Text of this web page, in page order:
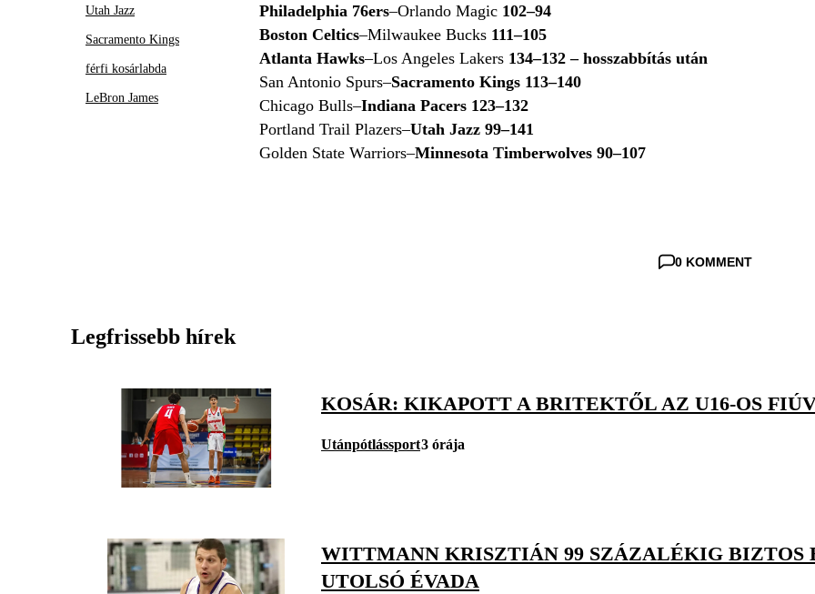
Utah Jazz
Sacramento Kings
férfi kosárlabda
LeBron James
Philadelphia 76ers–Orlando Magic 102–94
Boston Celtics–Milwaukee Bucks 111–105
Atlanta Hawks–Los Angeles Lakers 134–132 – hosszabbítás után
San Antonio Spurs–Sacramento Kings 113–140
Chicago Bulls–Indiana Pacers 123–132
Portland Trail Plazers–Utah Jazz 99–141
Golden State Warriors–Minnesota Timberwolves 90–107
0 KOMMENT
Legfrissebb hírek
KOSÁR: KIKAPOTT A BRITEKTŐL AZ U16-OS
Utánpótlássport3 órája
WITTMANN KRISZTIÁN 99 SZÁZALÉKIG BIZTOS
UTOLSÓ ÉVADA